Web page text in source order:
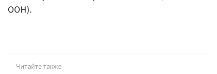
ООН).
Читайте также